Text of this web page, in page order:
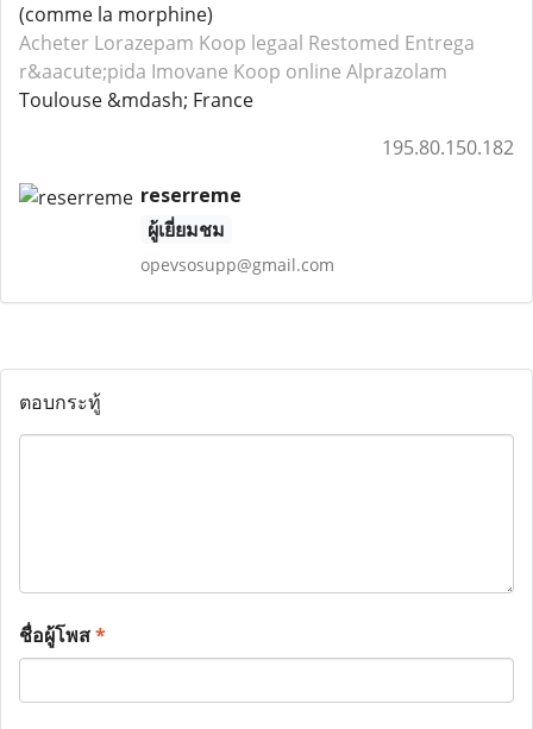
(comme la morphine)
Acheter Lorazepam Koop legaal Restomed Entrega
r&aacute;pida Imovane Koop online Alprazolam
Toulouse &mdash; France
195.80.150.182
reserreme
ผู้เยี่ยมชม
opevsosupp@gmail.com
ตอบกระทู้
ชื่อผู้โพส*